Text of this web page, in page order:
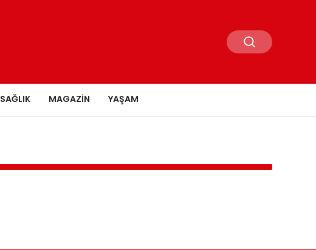
SAĞLIK MAGAZIN YAŞAM